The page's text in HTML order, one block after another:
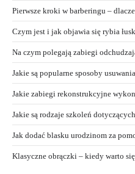
Pierwsze kroki w barberingu –
Czym jest i jak objawia się rybia
Na czym polegają zabiegi
Jakie są popularne sposoby
Jakie zabiegi rekonstrukcyjne
Jakie są rodzaje szkoleń
Jak dodać blasku urodzinom za
Klasyczne obrączki – kiedy warto